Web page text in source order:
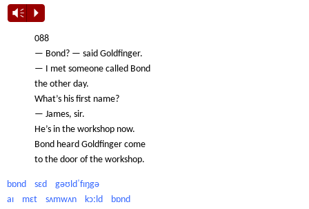
Vm P
088
— Bond? — said Goldfinger.
— I met someone called Bond
the other day.
What’s his first name?
— James, sir.
He’s in the workshop now.
Bond heard Goldfinger come
to the door of the workshop.
bɒnd sɛd gəʊldˈfɪŋgə
aɪ mɛt sʌmwʌn kɔːld bɒnd